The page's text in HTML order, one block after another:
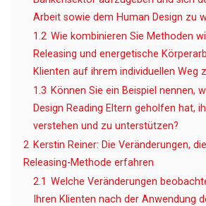
Arbeit sowie dem Human Design zu
1.2 Wie kombinieren Sie Methoden
Releasing und energetische
Klienten auf ihrem individuellen Weg
1.3 Können Sie ein Beispiel nennen,
Design Reading Eltern geholfen hat,
verstehen und zu unterstützen?
2 Kerstin Reiner: Die Veränderungen,
Releasing-Methode erfahren
2.1 Welche Veränderungen
Ihren Klienten nach der Anwendung